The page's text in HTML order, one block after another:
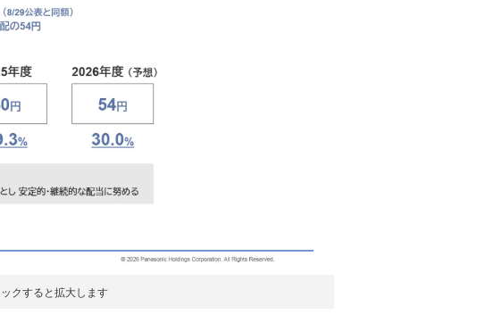
クすると拡大します